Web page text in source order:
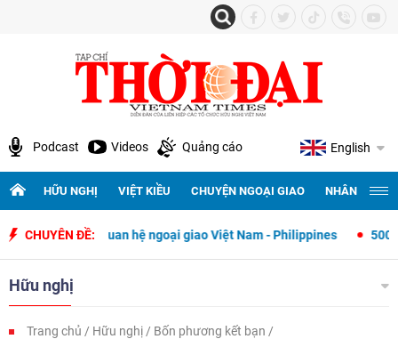
Podcast Videos Quảng cáo English
HỮU NGHỊ VIỆT KIỀU CHUYỆN NGOẠI GIAO NHÂN
CHUYÊN ĐỀ:
quan hệ ngoại giao Việt Nam - Philippines 500 ngày đêm tìm
Hữu nghị
Trang chủ Hữu nghị Bốn phương kết bạn